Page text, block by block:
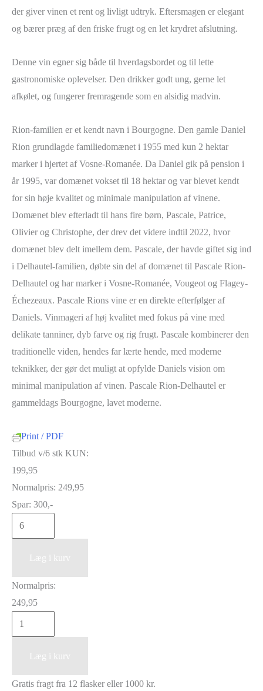
der giver vinen et rent og livligt udtryk. Eftersmagen er elegant
og bærer præg af den friske frugt og en let krydret afslutning.
Denne vin egner sig både til hverdagsbordet og til lette
gastronomiske oplevelser. Den drikker godt ung, gerne let
afkølet, og fungerer fremragende som en alsidig madvin.
Rion-familien er et kendt navn i Bourgogne. Den gamle Daniel
Rion grundlagde familiedomænet i 1955 med kun 2 hektar
marker i hjertet af Vosne-Romanée. Da Daniel gik på pension i
år 1995, var domænet vokset til 18 hektar og var blevet kendt
for sin høje kvalitet og minimale manipulation af vinene.
Domænet blev efterladt til hans fire børn, Pascale, Patrice,
Olivier og Christophe, der drev det videre indtil 2022, hvor
domænet blev delt imellem dem. Pascale, der havde giftet sig ind
i Delhautel-familien, døbte sin del af domænet til Pascale Rion-
Delhautel og har marker i Vosne-Romanée, Vougeot og Flagey-
Échezeaux. Pascale Rions vine er en direkte efterfølger af
Daniels. Vinmageri af høj kvalitet med fokus på vine med
delikate tanniner, dyb farve og rig frugt. Pascale kombinerer den
traditionelle viden, hendes far lærte hende, med moderne
teknikker, der gør det muligt at opfylde Daniels vision om
minimal manipulation af vinen. Pascale Rion-Delhautel er
gammeldags Bourgogne, lavet moderne.
Print / PDF
Tilbud v/6 stk KUN:
199,95
Normalpris: 249,95
Spar: 300,-
Pascale
Rion-
Delhautal
Bourguignons
2023
antal
Læg i kurv
Normalpris:
249,95
Pascale
Rion-
Delhautal
Bourguignons
Læg i kurv
Gratis fragt fra 12 flasker eller 1000 kr.